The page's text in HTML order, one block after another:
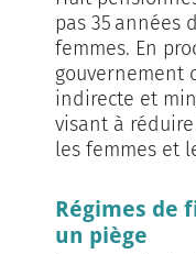
pas 35 années
femmes. En
gouvernement
indirecte et
visant à
les femmes et
Régimes de
un piège